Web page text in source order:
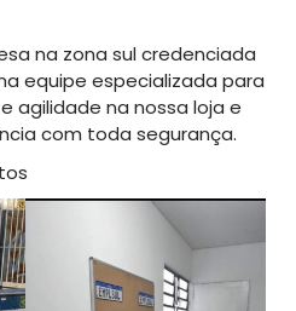
na zona sul credenciada
equipe especializada para
agilidade na nossa loja e
com toda segurança.